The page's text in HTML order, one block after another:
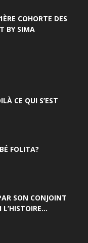
COHORTE DES
BY SIMA
CE QUI S’EST
FOLITA?
SON CONJOINT
L’HISTOIRE…